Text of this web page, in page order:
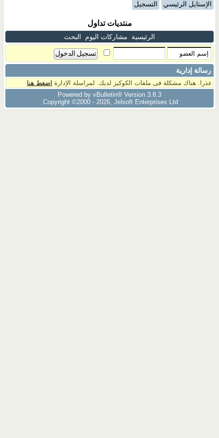
الإستايل الرئيسي التسجيل
منتديات تداول
الرئيسية مشاركات اليوم البحث
رسالة إدارية
عذرا. هناك مشكلة فى ملفات الكوكيز لديك. لمراسلة الإدارة اضغط هنا
Powered by vBulletin® Version 3.8.3
Copyright ©2000 - 2026, Jelsoft Enterprises Ltd.